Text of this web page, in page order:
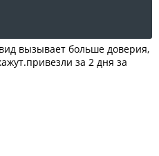
вызывает больше доверия,
за 2 дня за